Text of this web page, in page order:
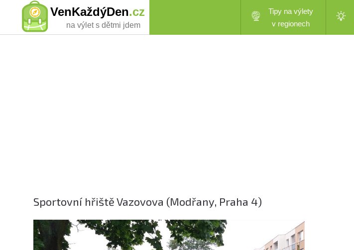
VenKaždýDen.cz
na výlet s dětmi jdem
Tipy na výlety
v regionech
Sportovní hřiště Vazovova (Modřany, Praha 4)